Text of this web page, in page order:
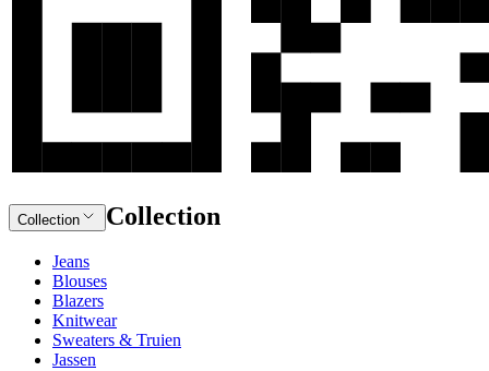
Collection Collection
Jeans
Blouses
Blazers
Knitwear
Sweaters & Truien
Jassen